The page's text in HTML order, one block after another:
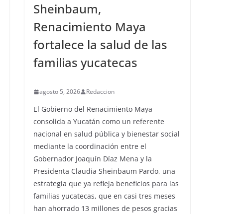
Sheinbaum,
Renacimiento Maya
fortalece la salud de las
familias yucatecas
agosto 5, 2026 Redaccion
El Gobierno del Renacimiento Maya
consolida a Yucatán como un referente
nacional en salud pública y bienestar social
mediante la coordinación entre el
Gobernador Joaquín Díaz Mena y la
Presidenta Claudia Sheinbaum Pardo, una
estrategia que ya refleja beneficios para las
familias yucatecas, que en casi tres meses
han ahorrado 13 millones de pesos gracias